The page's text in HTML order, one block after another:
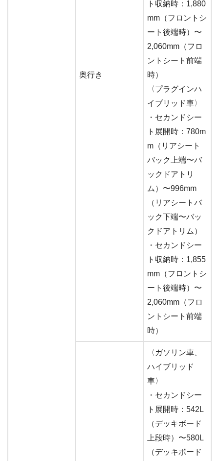
奥行き
ト収納時：1,880
mm（フロントシ
ート後端時）〜
2,060mm（フロ
ントシート前端
時）
〈プラグインハ
イブリッド車〉
・セカンドシー
ト展開時：780m
m（リアシート
バック上端〜バ
ックドアトリ
ム）〜996mm
（リアシートバ
ック下端〜バッ
クドアトリム）
・セカンドシー
ト収納時：1,855
mm（フロントシ
ート後端時）〜
2,060mm（フロ
ントシート前端
時）
〈ガソリン車、
ハイブリッド
車〉
・セカンドシー
ト展開時：542L
（デッキボード
上段時）〜580L
（デッキボード